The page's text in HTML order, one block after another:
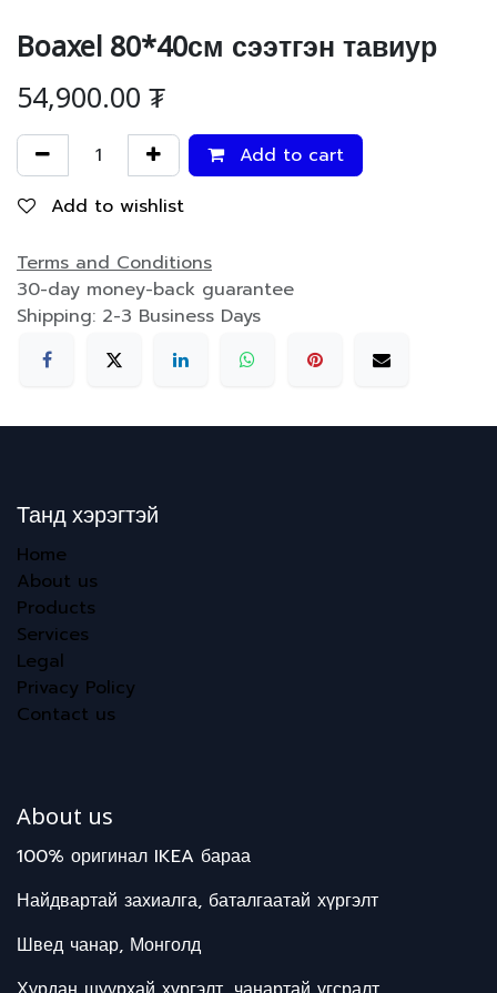
Boaxel 80*40см сээтгэн тавиур
54,900.00₮
Add to cart
Add to wishlist
Terms and Conditions
30-day money-back guarantee
Shipping: 2-3 Business Days
Танд хэрэгтэй
Home
About us
Products
Services
Legal
Privacy Policy
Contact us
About us
100% оригинал IKEA бараа
Найдвартай захиалга, баталгаатай хүргэлт
Швед чанар, Монголд